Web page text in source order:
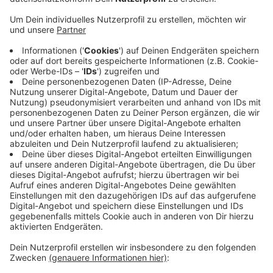
Anzeige
Die Idee dazu hatten Schüler des Oswald von Nell-
Breuning-Berufskollegs. Solche Kontakte ermöglichen
es nachzufragen und komplexe Themen besser zu
verstehen. Für Berufsschülerin Melina fehlen
Jugendliche in den Ausschüssen. Nötig seien zum
Beispiel Jugendparlamente, damit Jugendliche direkt
die Möglichkeit haben mitzubestimmen. Bei der einen
Gesprächsrunde heute sollte es nicht bleiben, die
Jugendlichen hoffen, dass sich daraus eine Reihe
entwickelt.
Anzeige